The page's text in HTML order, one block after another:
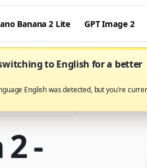
Banana 2 Lite GPT Image 2
to English for a better
English was detected, but you're
Banana Pro
-